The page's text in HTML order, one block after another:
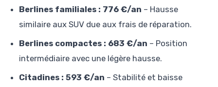
Berlines familiales : 776 €/an – Hausse
similaire aux SUV due aux frais de réparation.
Berlines compactes : 683 €/an – Position
intermédiaire avec une légère hausse.
Citadines : 593 €/an – Stabilité et baisse